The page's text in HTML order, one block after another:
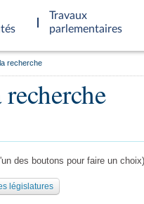
Travaux
parlementaires
recherche
des boutons pour faire un choix)
législatures